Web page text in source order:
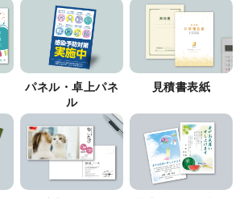
パネル・卓上パネ
ル
見積書表紙